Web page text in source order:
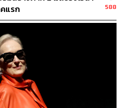
แรก
588